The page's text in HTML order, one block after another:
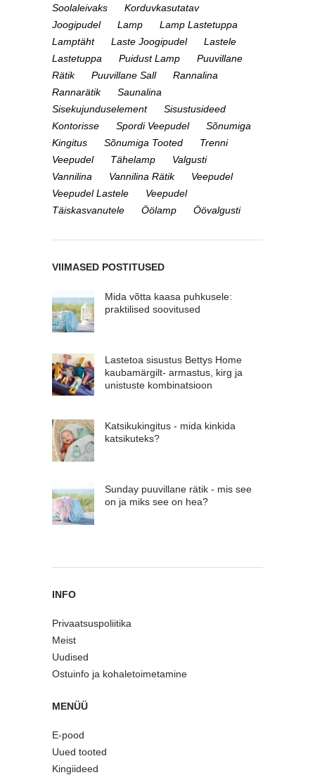
Soolaleivaks
Korduvkasutatav
Joogipudel
Lamp
Lamp Lastetuppa
Lamptäht
Laste Joogipudel
Lastele
Lastetuppa
Puidust Lamp
Puuvillane
Rätik
Puuvillane Sall
Rannalina
Rannarätik
Saunalina
Sisekujunduselement
Sisustusideed
Kontorisse
Spordi Veepudel
Sõnumiga
Kingitus
Sõnumiga Tooted
Trenni
Veepudel
Tähelamp
Valgusti
Vannilina
Vannilina Rätik
Veepudel
Veepudel Lastele
Veepudel
Täiskasvanutele
Öölamp Öövalgusti
VIIMASED POSTITUSED
Mida võtta kaasa puhkusele:
praktilised soovitused
Lastetoa sisustus Bettys Home
kaubamärgilt- armastus, kirg ja
unistuste kombinatsioon
Katsikukingitus - mida kinkida
katsikuteks?
Sunday puuvillane rätik - mis see
on ja miks see on hea?
INFO
Privaatsuspoliitika
Meist
Uudised
Ostuinfo ja kohaletoimetamine
MENÜÜ
E-pood
Uued tooted
Kingiideed